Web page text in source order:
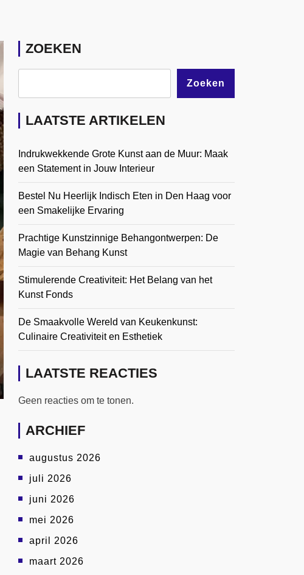
ZOEKEN
Zoeken
LAATSTE ARTIKELEN
Indrukwekkende Grote Kunst aan de Muur: Maak
een Statement in Jouw Interieur
Bestel Nu Heerlijk Indisch Eten in Den Haag voor
een Smakelijke Ervaring
Prachtige Kunstzinnige Behangontwerpen: De
Magie van Behang Kunst
Stimulerende Creativiteit: Het Belang van het
Kunst Fonds
De Smaakvolle Wereld van Keukenkunst:
Culinaire Creativiteit en Esthetiek
LAATSTE REACTIES
Geen reacties om te tonen.
ARCHIEF
augustus 2026
juli 2026
juni 2026
mei 2026
april 2026
maart 2026